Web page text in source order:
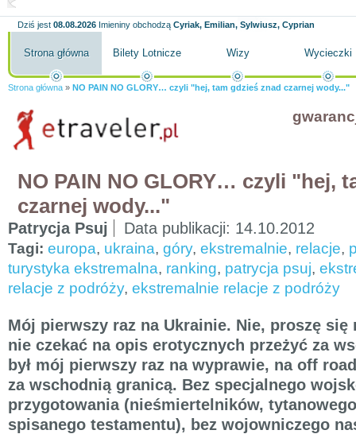
Dziś jest 08.08.2026 Imieniny obchodzą Cyriak, Emilian, Sylwiusz, Cyprian
Strona główna Bilety Lotnicze Wizy Wycieczki
Strona główna » NO PAIN NO GLORY… czyli "hej, tam gdzieś znad czarnej wody..."
NO PAIN NO GLORY… czyli "hej,
czarnej wody..."
Patrycja Psuj Data publikacji: 14.10.2012
Tagi: europa, ukraina, góry, ekstremalnie, relacje,
turystyka ekstremalna, ranking, patrycja psuj,
relacje z podróży, ekstremalnie relacje z podróży
Mój pierwszy raz na Ukrainie. Nie, proszę
nie czekać na opis erotycznych przeżyć za
był mój pierwszy raz na wyprawie, na off
za wschodnią granicą. Bez specjalnego
przygotowania (nieśmiertelników,
spisanego testamentu), bez wojowniczego